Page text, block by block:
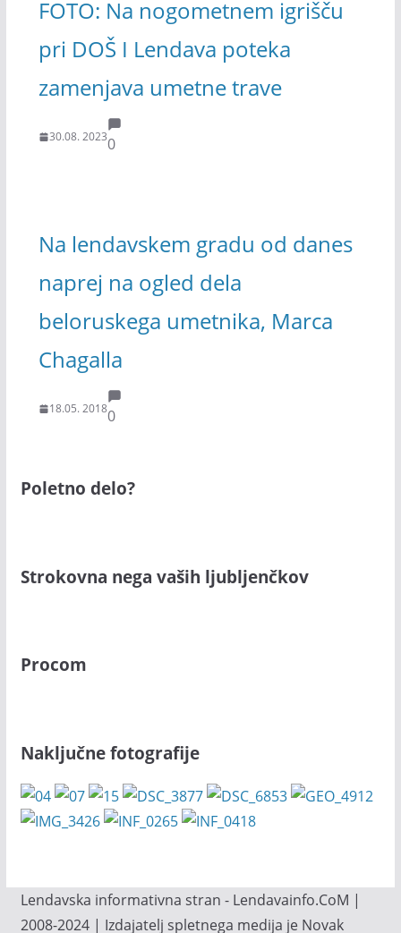
FOTO: Na nogometnem igrišču
pri DOŠ I Lendava poteka
zamenjava umetne trave
30.08. 20230
Na lendavskem gradu od danes
naprej na ogled dela
beloruskega umetnika, Marca
Chagalla
18.05. 20180
Poletno delo?
Strokovna nega vaših ljubljenčkov
Procom
Naključne fotografije
Lendavska informativna stran - Lendavainfo.CoM |
2008-2024 | Izdajatelj spletnega medija je Novak